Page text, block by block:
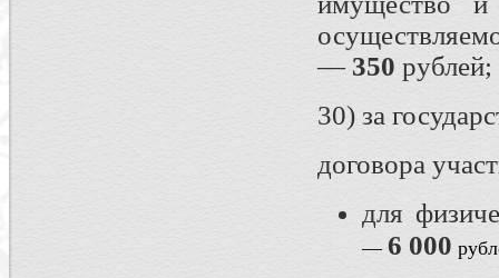
— 350 рублей;
30) за
договора
для
— 6 000